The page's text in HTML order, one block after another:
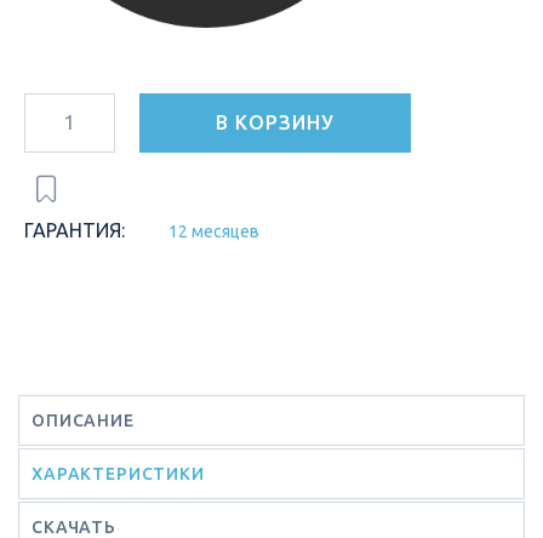
В КОРЗИНУ
ГАРАНТИЯ: 12 месяцев
ОПИСАНИЕ
ХАРАКТЕРИСТИКИ
СКАЧАТЬ